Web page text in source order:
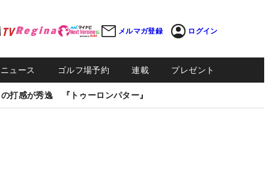
メルマガ登録 ログイン
ュース ゴルフ場予約 連載 プレゼント
打感が秀逸 『トゥーロンパター』